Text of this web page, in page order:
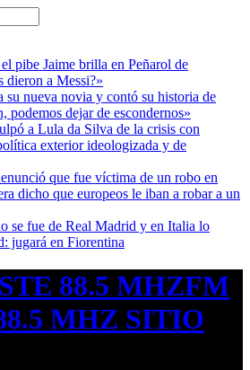
pibe Jaime brilla en Peñarol de
dieron a Messi?»
su nueva novia y contó su historia de
podemos dejar de escondernos»
a Lula da Silva de la crisis con
exterior ideologizada y de
que fue víctima de un robo en
dicho que europeos le iban a robar a un
se fue de Real Madrid y en Italia lo
jugará en Fiorentina
FM
MHZ SITIO